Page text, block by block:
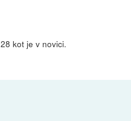
kot je v novici.